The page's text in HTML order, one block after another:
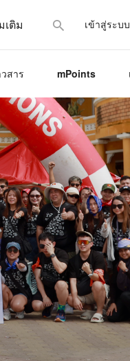
เติม เข้าสู่ระบบ
สาร mPoints